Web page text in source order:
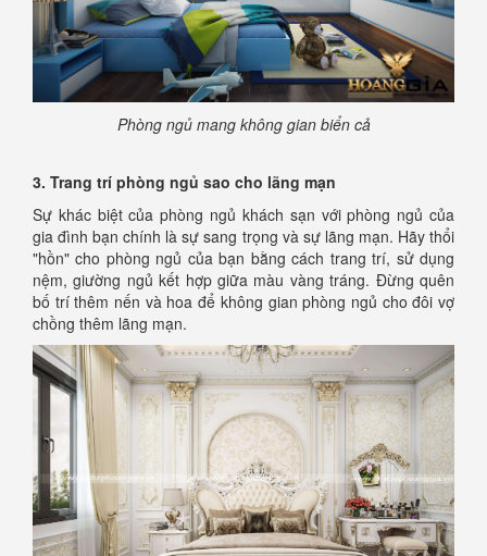
Phòng ngủ mang không gian biển cả
3. Trang trí phòng ngủ sao cho lãng mạn
Sự khác biệt của phòng ngủ khách sạn với phòng ngủ của
gia đình bạn chính là sự sang trọng và sự lãng mạn. Hãy thổi
"hồn" cho phòng ngủ của bạn bằng cách trang trí, sử dụng
nệm, giường ngủ kết hợp giữa màu vàng tráng. Đừng quên
bố trí thêm nến và hoa để không gian phòng ngủ cho đôi vợ
chồng thêm lãng mạn.